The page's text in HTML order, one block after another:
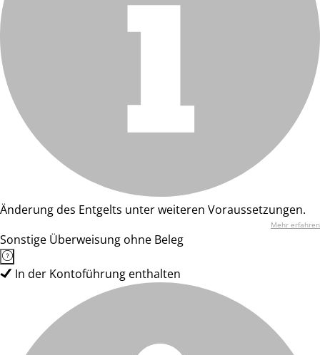
Änderung des Entgelts unter weiteren Voraussetzungen.
Mehr erfahren
Sonstige Überweisung ohne Beleg
In der Kontoführung enthalten